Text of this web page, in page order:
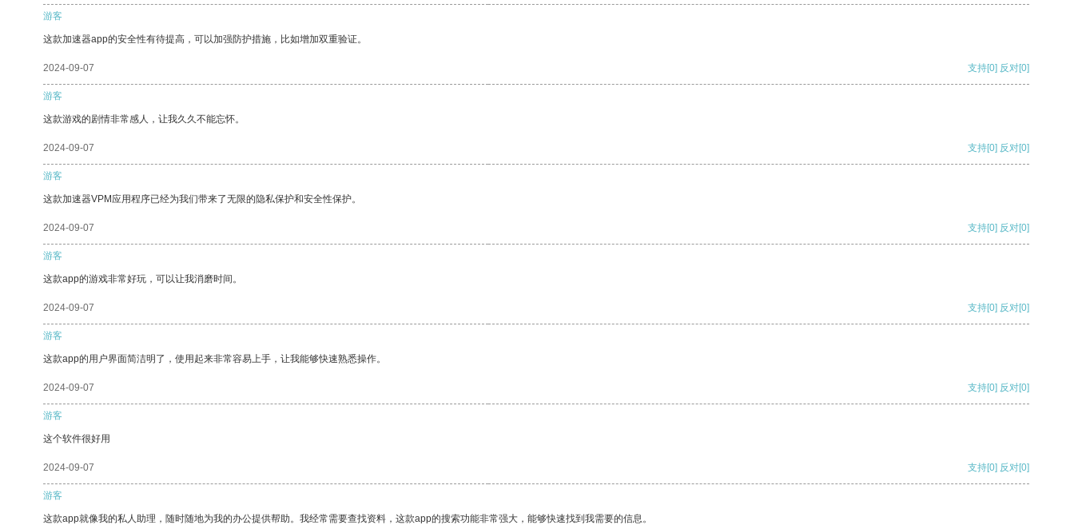
游客
这款加速器app的安全性有待提高，可以加强防护措施，比如增加双重验证。
2024-09-07 支持[0] 反对[0]
游客
这款游戏的剧情非常感人，让我久久不能忘怀。
2024-09-07 支持[0] 反对[0]
游客
这款加速器VPM应用程序已经为我们带来了无限的隐私保护和安全性保护。
2024-09-07 支持[0] 反对[0]
游客
这款app的游戏非常好玩，可以让我消磨时间。
2024-09-07 支持[0] 反对[0]
游客
这款app的用户界面简洁明了，使用起来非常容易上手，让我能够快速熟悉操作。
2024-09-07 支持[0] 反对[0]
游客
这个软件很好用
2024-09-07 支持[0] 反对[0]
游客
这款app就像我的私人助理，随时随地为我的办公提供帮助。我经常需要查找资料，这款app的搜索功能非常强大，能够快速找到我需要的信息。